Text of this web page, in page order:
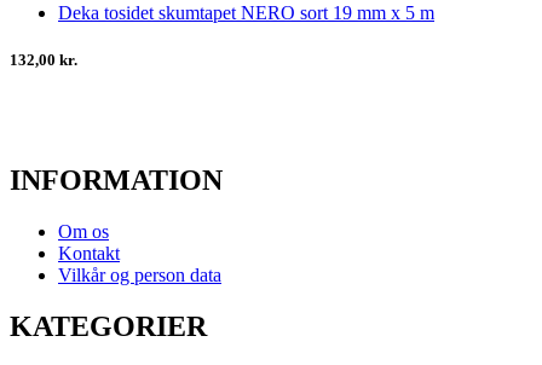
Deka tosidet skumtapet NERO sort 19 mm x 5 m
132,00 kr.
INFORMATION
Om os
Kontakt
Vilkår og person data
KATEGORIER